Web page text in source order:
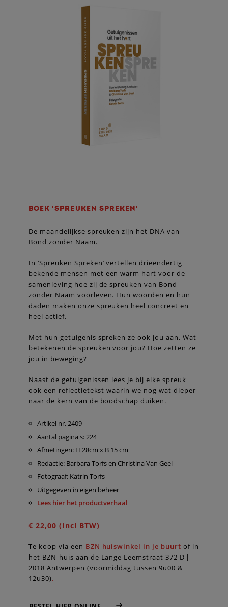
BOEK 'SPREUKEN SPREKEN'
De maandelijkse spreuken zijn het DNA van
Bond zonder Naam.
In ‘Spreuken Spreken’ vertellen drieëndertig
bekende mensen met een warm hart voor de
samenleving hoe zij de spreuken van Bond
zonder Naam voorleven. Hun woorden en hun
daden maken onze spreuken heel concreet en
heel actief.
Met hun getuigenis spreken ze ook jou aan. Wat
betekenen de spreuken voor jou? Hoe zetten ze
jou in beweging?
Naast de getuigenissen lees je bij elke spreuk
ook een reflectietekst waarin we nog wat dieper
naar de kern van de boodschap duiken.
Artikel nr. 2409
Aantal pagina's: 224
Afmetingen: H 28cm x B 15 cm
Redactie: Barbara Torfs en Christina Van Geel
Fotograaf: Katrin Torfs
Uitgegeven in eigen beheer
Lees hier het productverhaal
€ 22,00 (incl BTW)
Te koop via een BZN huiswinkel in je buurt of in
het BZN-huis aan de Lange Leemstraat 372 D |
2018 Antwerpen (voormiddag tussen 9u00 &
12u30).